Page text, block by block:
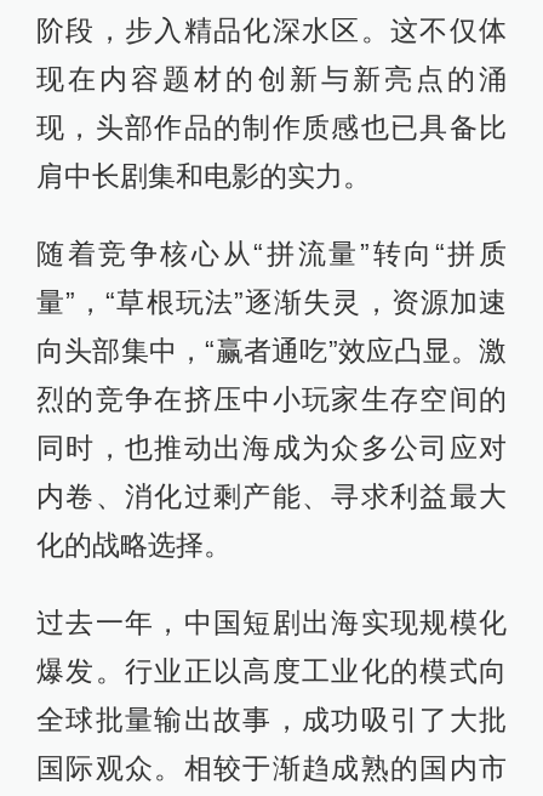
阶段，步入精品化深水区。这不仅体
现在内容题材的创新与新亮点的涌
现，头部作品的制作质感也已具备比
肩中长剧集和电影的实力。
随着竞争核心从“拼流量”转向“拼质
量”，“草根玩法”逐渐失灵，资源加速
向头部集中，“赢者通吃”效应凸显。激
烈的竞争在挤压中小玩家生存空间的
同时，也推动出海成为众多公司应对
内卷、消化过剩产能、寻求利益最大
化的战略选择。
过去一年，中国短剧出海实现规模化
爆发。行业正以高度工业化的模式向
全球批量输出故事，成功吸引了大批
国际观众。相较于渐趋成熟的国内市